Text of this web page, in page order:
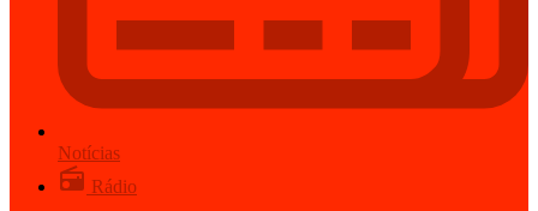
Notícias
Rádio